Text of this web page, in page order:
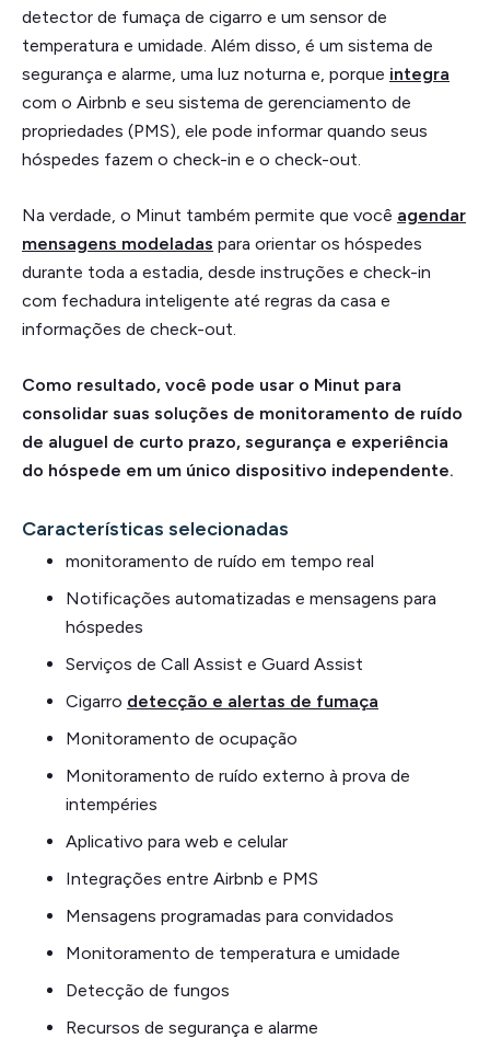
detector de fumaça de cigarro e um sensor de
temperatura e umidade. Além disso, é um sistema de
segurança e alarme, uma luz noturna e, porque integra
com o Airbnb e seu sistema de gerenciamento de
propriedades (PMS), ele pode informar quando seus
hóspedes fazem o check-in e o check-out.
Na verdade, o Minut também permite que você agendar
mensagens modeladas para orientar os hóspedes
durante toda a estadia, desde instruções e check-in
com fechadura inteligente até regras da casa e
informações de check-out.
Como resultado, você pode usar o Minut para
consolidar suas soluções de monitoramento de ruído
de aluguel de curto prazo, segurança e experiência
do hóspede em um único dispositivo independente.
Características selecionadas
monitoramento de ruído em tempo real
Notificações automatizadas e mensagens para
hóspedes
Serviços de Call Assist e Guard Assist
Cigarro detecção e alertas de fumaça
Monitoramento de ocupação
Monitoramento de ruído externo à prova de
intempéries
Aplicativo para web e celular
Integrações entre Airbnb e PMS
Mensagens programadas para convidados
Monitoramento de temperatura e umidade
Detecção de fungos
Recursos de segurança e alarme